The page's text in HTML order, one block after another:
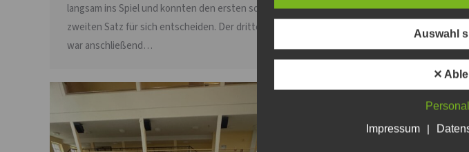
langsam ins Spiel und konnten den ersten sowie den
zweiten Satz für sich entscheiden. Der dritte Satz
war anschließend…
Auswahl
✕
Impressum
|